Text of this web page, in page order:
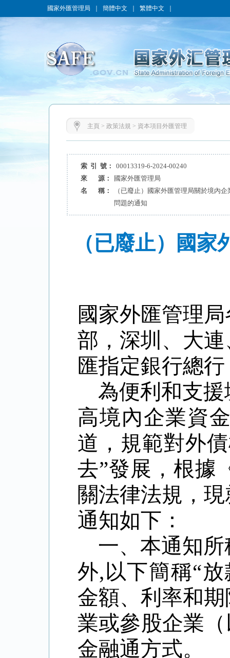
國家外匯管理局 簡體中文 繁體中文
主頁 > 政策法規 > 資本項目外匯管理
索 引 號：
00013319-6-2024-00240
來 源：
國家外匯管理局
名 稱：
（已廢止）國家外匯管理局關於境內
問題的通知
（已廢止）國
國家外匯管理
部，深圳、大
匯指定銀行總行
為便利和支
高境內企業資
道，規範對外
去”發展，根據
關法律法規，
通知如下：
一、本通知
外,以下簡稱“
金額、利率和
業或參股企業
金融通方式。